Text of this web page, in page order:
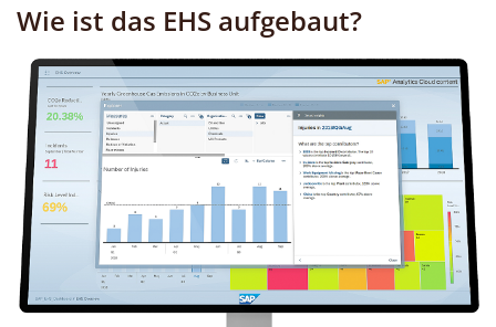
Wie ist das EHS aufgebaut?